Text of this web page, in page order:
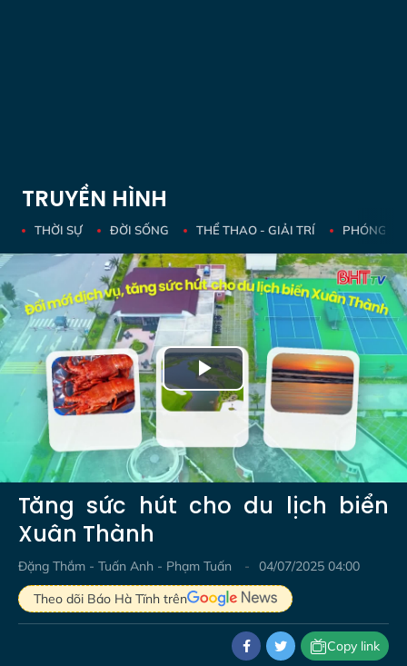
TRUYỀN HÌNH
THỜI SỰ ĐỜI SỐNG THỂ THAO - GIẢI TRÍ PHÓNG
Play
Video
Tăng sức hút cho du lịch biển
Xuân Thành
Đặng Thắm - Tuấn Anh - Phạm Tuấn
04/07/2025 04:00
Theo dõi Báo Hà Tĩnh trên
Copy link